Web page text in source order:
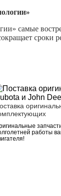
самые
работы